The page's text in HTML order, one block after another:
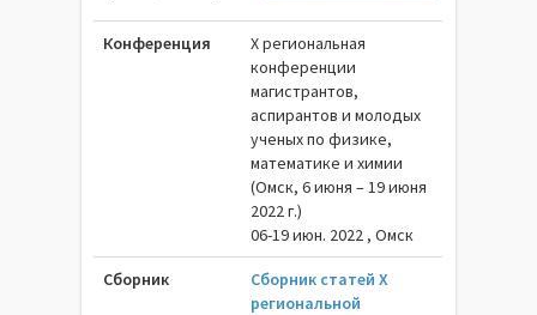
Конференция
X региональная
конференции
магистрантов,
аспирантов и молодых
ученых по физике,
математике и химии
(Омск, 6 июня – 19 июня
2022 г.)
06-19 июн. 2022 , Омск
Сборник
Сборник статей X
региональной